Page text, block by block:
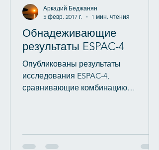
Обнадеживающие
результаты ESPAC-4
Опубликованы результаты
исследования ESPAC-4,
сравнивающие комбинацию
Аркадий Беджанян
5 февр. 2017 г.
1 мин. чтения